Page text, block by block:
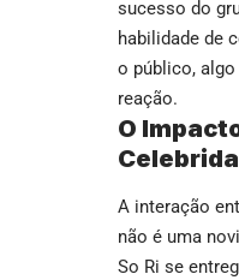
sucesso do
habilidade de
o público,
reação.
O
A interação
não é uma
So Ri se